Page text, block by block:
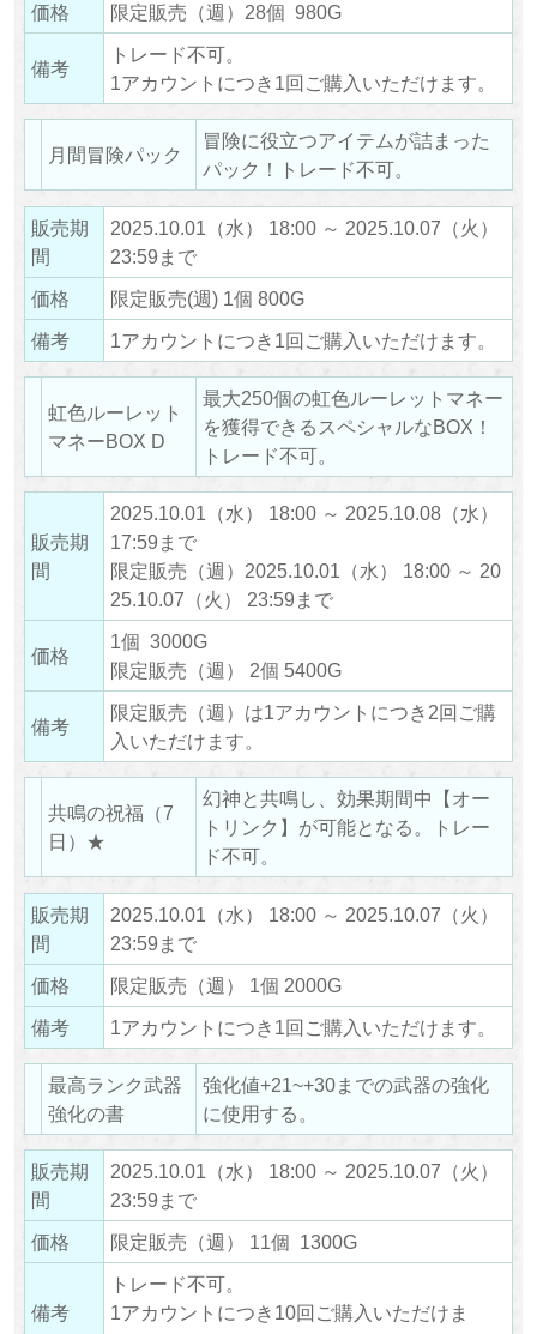
価格
限定販売（週）28個 980G
備考
トレード不可。
1アカウントにつき1回ご購入いただけます。
月間冒険パック
冒険に役立つアイテムが詰まった
パック！トレード不可。
販売期
間
2025.10.01（水） 18:00 ～ 2025.10.07（火）
23:59まで
価格
限定販売(週) 1個 800G
備考
1アカウントにつき1回ご購入いただけます。
虹色ルーレット
マネーBOX D
最大250個の虹色ルーレットマネー
を獲得できるスペシャルなBOX！
トレード不可。
販売期
間
2025.10.01（水） 18:00 ～ 2025.10.08（水）
17:59まで
限定販売（週）2025.10.01（水） 18:00 ～ 20
25.10.07（火） 23:59まで
価格
1個 3000G
限定販売（週） 2個 5400G
備考
限定販売（週）は1アカウントにつき2回ご購
入いただけます。
共鳴の祝福（7
日）★
幻神と共鳴し、効果期間中【オー
トリンク】が可能となる。トレー
ド不可。
販売期
間
2025.10.01（水） 18:00 ～ 2025.10.07（火）
23:59まで
価格
限定販売（週） 1個 2000G
備考
1アカウントにつき1回ご購入いただけます。
最高ランク武器
強化の書
強化値+21~+30までの武器の強化
に使用する。
販売期
間
2025.10.01（水） 18:00 ～ 2025.10.07（火）
23:59まで
価格
限定販売（週） 11個 1300G
備考
トレード不可。
1アカウントにつき10回ご購入いただけま